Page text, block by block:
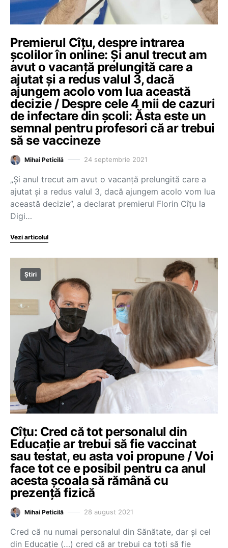
Premierul Cîțu, despre intrarea
școlilor în online: Și anul trecut am
avut o vacanță prelungită care a
ajutat și a redus valul 3, dacă
ajungem acolo vom lua această
decizie / Despre cele 4 mii de cazuri
de infectare din școli: Ăsta este un
semnal pentru profesori că ar trebui
să se vaccineze
Mihai Peticilă 24 septembrie 2021
„Și anul trecut am avut o vacanță prelungită care a
ajutat și a redus valul 3, dacă ajungem acolo vom lua
această decizie”, a declarat premierul Florin Cîțu la
Digi…
Vezi articolul
Știri
Cîțu: Cred că tot personalul din
Educație ar trebui să fie vaccinat
sau testat, eu asta voi propune / Voi
face tot ce e posibil pentru ca anul
acesta școala să rămână cu
prezență fizică
Mihai Peticilă 28 august 2021
Cred că nu numai personalul din Sănătate, dar și cel
din Educație (…) cred că ar trebui ca toți să fie